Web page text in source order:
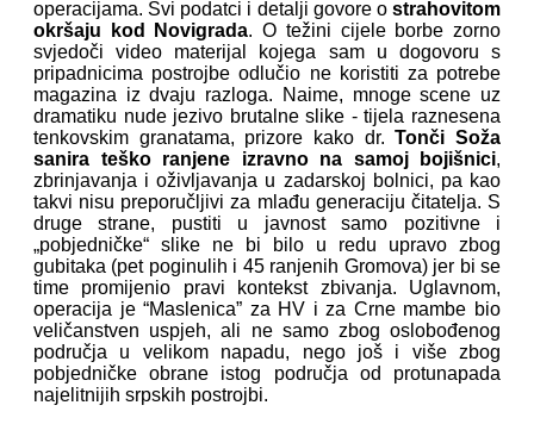
operacijama. Svi podatci i detalji govore o strahovitom
okršaju kod Novigrada. O težini cijele borbe zorno
svjedoči video materijal kojega sam u dogovoru s
pripadnicima postrojbe odlučio ne koristiti za potrebe
magazina iz dvaju razloga. Naime, mnoge scene uz
dramatiku nude jezivo brutalne slike - tijela raznesena
tenkovskim granatama, prizore kako dr.Tonči Soža
sanira teško ranjene izravno na samoj bojišnici,
zbrinjavanja i oživljavanja u zadarskoj bolnici, pa kao
takvi nisu preporučljivi za mlađu generaciju čitatelja. S
druge strane, pustiti u javnost samo pozitivne i
„pobjedničke“ slike ne bi bilo u redu upravo zbog
gubitaka (pet poginulih i 45 ranjenih Gromova) jer bi se
time promijenio pravi kontekst zbivanja. Uglavnom,
operacija je “Maslenica” za HV i za Crne mambe bio
veličanstven uspjeh, ali ne samo zbog oslobođenog
područja u velikom napadu, nego još i više zbog
pobjedničke obrane istog područja od protunapada
najelitnijih srpskih postrojbi.